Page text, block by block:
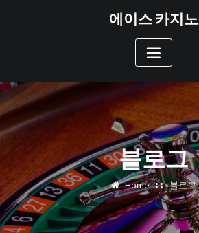
에이스 카지노
블로그
Home 블로그